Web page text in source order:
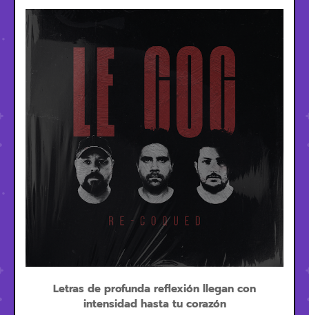
Letras de profunda reflexión llegan con
intensidad hasta tu corazón